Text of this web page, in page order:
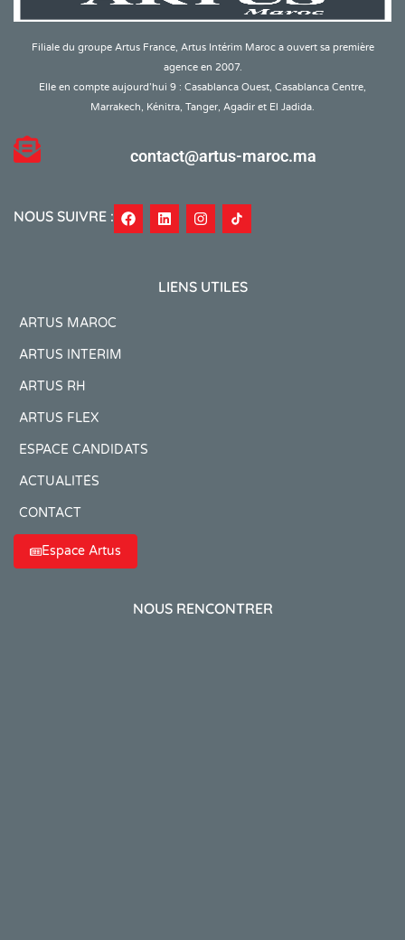
Filiale du groupe Artus France, Artus Intérim Maroc a ouvert sa première
agence en 2007.
Elle en compte aujourd’hui 9 : Casablanca Ouest, Casablanca Centre,
Marrakech, Kénitra, Tanger, Agadir et El Jadida.
contact@artus-maroc.ma
NOUS SUIVRE :
LIENS UTILES
ARTUS MAROC
ARTUS INTERIM
ARTUS RH
ARTUS FLEX
ESPACE CANDIDATS
ACTUALITÉS
CONTACT
Espace Artus
NOUS RENCONTRER